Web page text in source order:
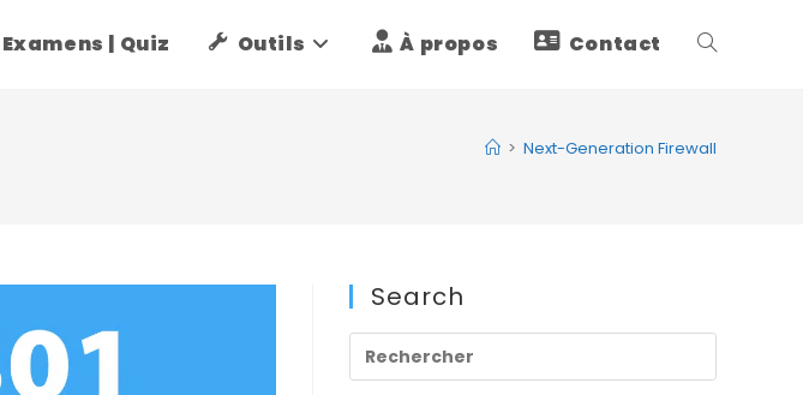
Examens | Quiz Outils À propos Contact Toggle
> Next-Generation Firewall
Search
Escape